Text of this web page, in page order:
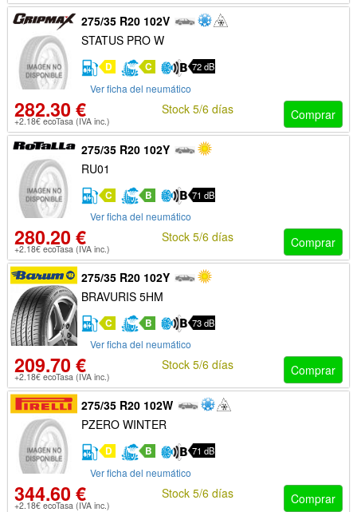
275/35 R20 102V
STATUS PRO W
D C 72 dB
Ver ficha del neumático
282.30 €
+2.18€ ecoTasa (IVA inc.) Comprar
Stock 5/6 días
275/35 R20 102Y
RU01
C B 71 dB
Ver ficha del neumático
280.20 €
+2.18€ ecoTasa (IVA inc.) Comprar
Stock 5/6 días
275/35 R20 102Y
BRAVURIS 5HM
C B 73 dB
Ver ficha del neumático
209.70 €
+2.18€ ecoTasa (IVA inc.) Comprar
Stock 5/6 días
275/35 R20 102W
PZERO WINTER
D B 71 dB
Ver ficha del neumático
344.60 €
+2.18€ ecoTasa (IVA inc.) Comprar
Stock 5/6 días